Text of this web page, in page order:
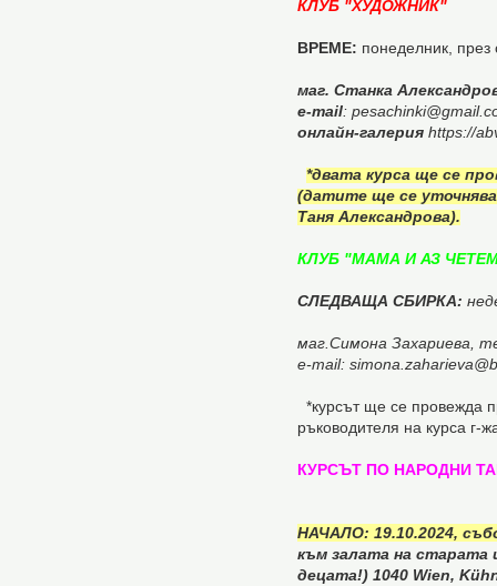
КЛУБ "ХУДОЖНИК"
ВРЕМЕ: понеделник,
маг. Станка
e-mail:
онлайн-галерия https://
*двата курса ще се
(датите ще се
Таня Александрова).
КЛУБ "МАМА И АЗ
СЛЕДВАЩА СБИРКА:
маг.Симона Захариева,
e-mail:
*курсът ще се провежда
ръководителя на курса г-
КУРСЪТ ПО НАРОДНИ
НАЧАЛО: 19.10.2024,
към залата на старата
децата!) 1040 Wien,